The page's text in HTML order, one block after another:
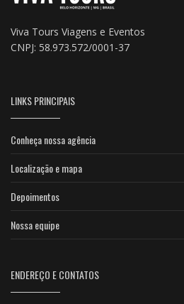
Viva Tours Viagens e Eventos
CNPJ: 58.973.572/0001-37
LINKS PRINCIPAIS
Conheça nossa agência
Localização e mapa
Depoimentos
Nossa equipe
ENDEREÇO E CONTATOS